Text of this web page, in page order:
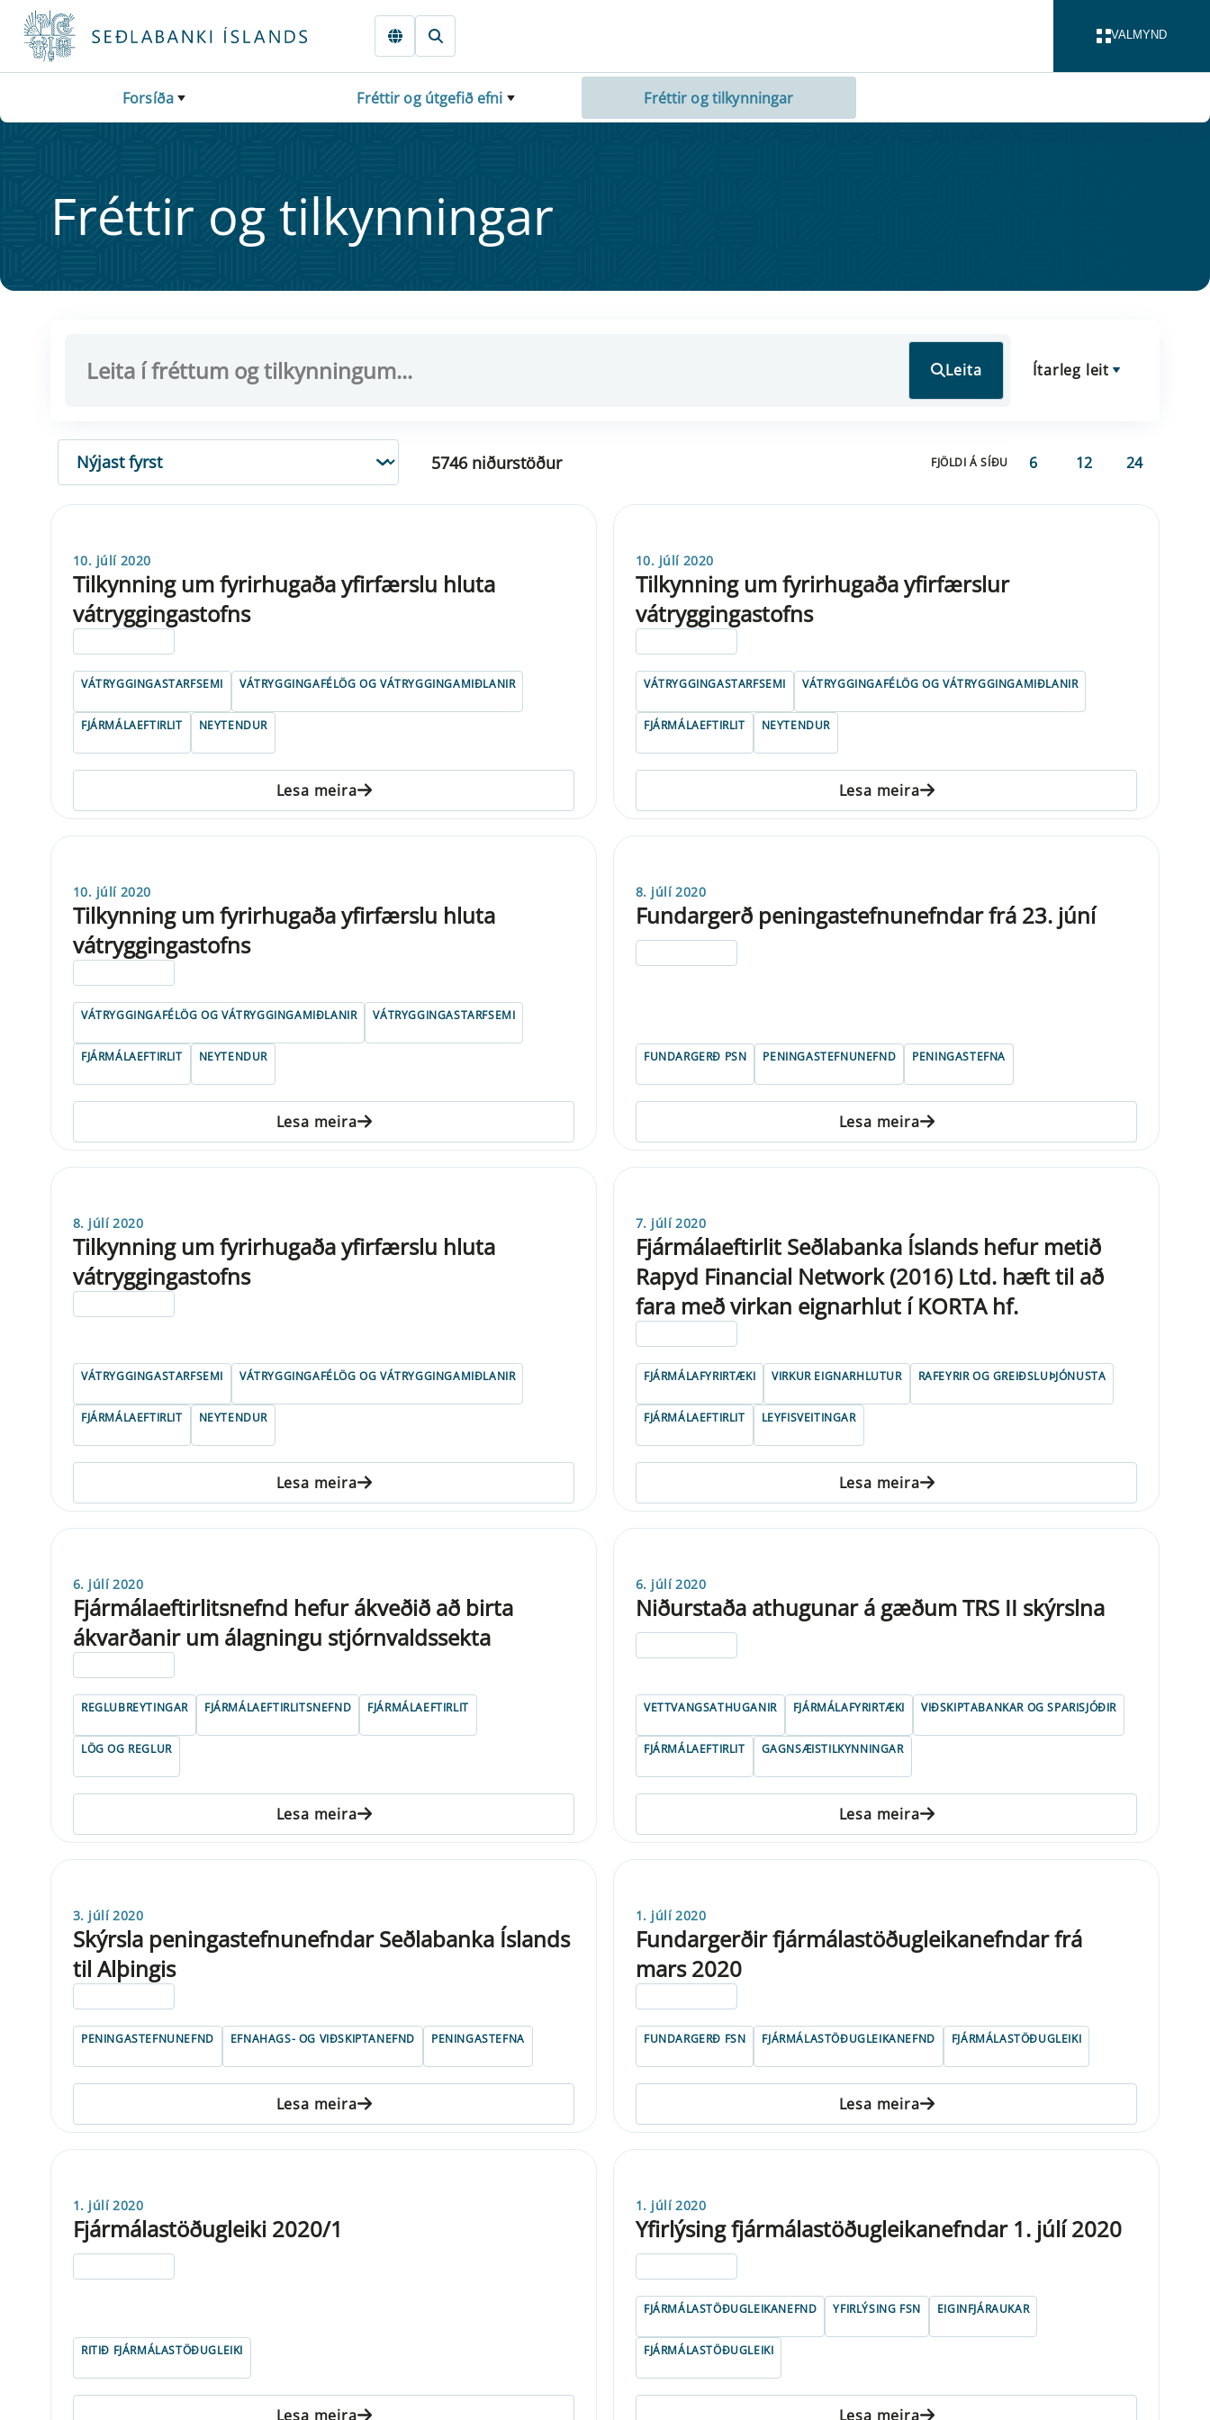
Fara beint í Meginmál
VALMYND
Forsíða Fréttir og útgefið efni Fréttir og tilkynningar
Frétt­ir og til­kynn­ing­ar
Leita Ítarleg leit
RÖÐUN
5746 niðurstöður FJÖLDI Á SÍÐU 6 12 24
10. júlí 2020
Tilkynning um fyrirhugaða yfirfærslu hluta
vátryggingastofns
VÁTRYGGINGASTARFSEMI VÁTRYGGINGAFÉLÖG OG VÁTRYGGINGAMIÐLANIR
FJÁRMÁLAEFTIRLIT NEYTENDUR
Lesa meira
10. júlí 2020
Tilkynning um fyrirhugaða yfirfærslur
vátryggingastofns
VÁTRYGGINGASTARFSEMI VÁTRYGGINGAFÉLÖG OG VÁTRYGGINGAMIÐLANIR
FJÁRMÁLAEFTIRLIT NEYTENDUR
Lesa meira
10. júlí 2020
Tilkynning um fyrirhugaða yfirfærslu hluta
vátryggingastofns
VÁTRYGGINGAFÉLÖG OG VÁTRYGGINGAMIÐLANIR VÁTRYGGINGASTARFSEMI
FJÁRMÁLAEFTIRLIT NEYTENDUR
Lesa meira
8. júlí 2020
Fundargerð peningastefnunefndar frá 23. júní
FUNDARGERÐ PSN PENINGASTEFNUNEFND PENINGASTEFNA
Lesa meira
8. júlí 2020
Tilkynning um fyrirhugaða yfirfærslu hluta
vátryggingastofns
VÁTRYGGINGASTARFSEMI VÁTRYGGINGAFÉLÖG OG VÁTRYGGINGAMIÐLANIR
FJÁRMÁLAEFTIRLIT NEYTENDUR
Lesa meira
7. júlí 2020
Fjármálaeftirlit Seðlabanka Íslands hefur metið
Rapyd Financial Network (2016) Ltd. hæft til að
fara með virkan eignarhlut í KORTA hf.
FJÁRMÁLAFYRIRTÆKI VIRKUR EIGNARHLUTUR RAFEYRIR OG GREIÐSLUÞJÓNUSTA
FJÁRMÁLAEFTIRLIT LEYFISVEITINGAR
Lesa meira
6. júlí 2020
Fjármálaeftirlitsnefnd hefur ákveðið að birta
ákvarðanir um álagningu stjórnvaldssekta
REGLUBREYTINGAR FJÁRMÁLAEFTIRLITSNEFND FJÁRMÁLAEFTIRLIT
LÖG OG REGLUR
Lesa meira
6. júlí 2020
Niðurstaða athugunar á gæðum TRS II skýrslna
VETTVANGSATHUGANIR FJÁRMÁLAFYRIRTÆKI VIÐSKIPTABANKAR OG SPARISJÓÐIR
FJÁRMÁLAEFTIRLIT GAGNSÆISTILKYNNINGAR
Lesa meira
3. júlí 2020
Skýrsla peningastefnunefndar Seðlabanka Íslands
til Alþingis
PENINGASTEFNUNEFND EFNAHAGS- OG VIÐSKIPTANEFND PENINGASTEFNA
Lesa meira
1. júlí 2020
Fundargerðir fjármálastöðugleikanefndar frá
mars 2020
FUNDARGERÐ FSN FJÁRMÁLASTÖÐUGLEIKANEFND FJÁRMÁLASTÖÐUGLEIKI
Lesa meira
1. júlí 2020
Fjármálastöðugleiki 2020/1
RITIÐ FJÁRMÁLASTÖÐUGLEIKI
Lesa meira
1. júlí 2020
Yfirlýsing fjármálastöðugleikanefndar 1. júlí 2020
FJÁRMÁLASTÖÐUGLEIKANEFND YFIRLÝSING FSN EIGINFJÁRAUKAR
FJÁRMÁLASTÖÐUGLEIKI
Lesa meira